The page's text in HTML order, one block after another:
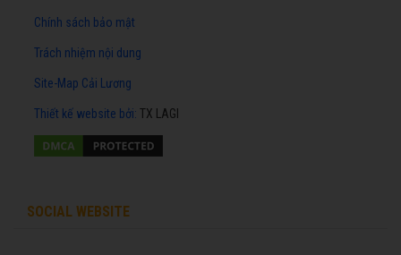
Chính sách bảo mật
Trách nhiệm nội dung
Site-Map Cải Lương
Thiết kế website bởi: TX LAGI
SOCIAL WEBSITE